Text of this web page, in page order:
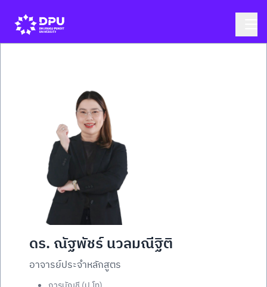
ดร. ณัฐพัชร์ นวลมณีฐิติ
อาจารย์ประจำหลักสูตร